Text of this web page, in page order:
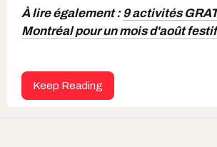
À lire également :9 activités
Montréal pour un mois d'août festif
Keep Reading